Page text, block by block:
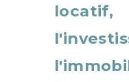
locatif,